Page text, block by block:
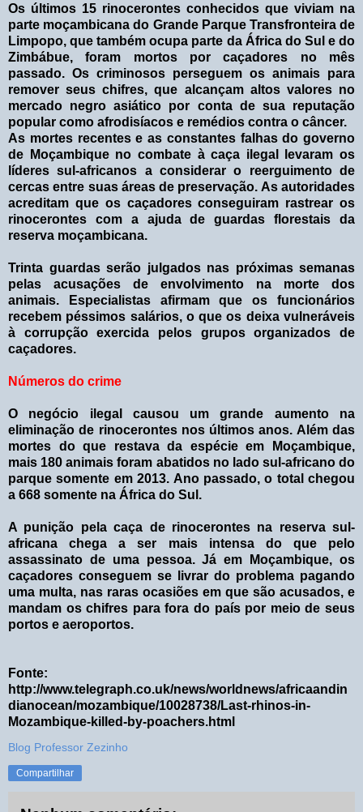
Os últimos 15 rinocerontes conhecidos que viviam na
parte moçambicana do Grande Parque Transfronteira de
Limpopo, que também ocupa parte da África do Sul e do
Zimbábue, foram mortos por caçadores no mês
passado. Os criminosos perseguem os animais para
remover seus chifres, que alcançam altos valores no
mercado negro asiático por conta de sua reputação
popular como afrodisíacos e remédios contra o câncer.
As mortes recentes e as constantes falhas do governo
de Moçambique no combate à caça ilegal levaram os
líderes sul-africanos a considerar o reerguimento de
cercas entre suas áreas de preservação. As autoridades
acreditam que os caçadores conseguiram rastrear os
rinocerontes com a ajuda de guardas florestais da
reserva moçambicana.
Trinta guardas serão julgados nas próximas semanas
pelas acusações de envolvimento na morte dos
animais. Especialistas afirmam que os funcionários
recebem péssimos salários, o que os deixa vulneráveis
à corrupção exercida pelos grupos organizados de
caçadores.
Números do crime
O negócio ilegal causou um grande aumento na
eliminação de rinocerontes nos últimos anos. Além das
mortes do que restava da espécie em Moçambique,
mais 180 animais foram abatidos no lado sul-africano do
parque somente em 2013. Ano passado, o total chegou
a 668 somente na África do Sul.
A punição pela caça de rinocerontes na reserva sul-
africana chega a ser mais intensa do que pelo
assassinato de uma pessoa. Já em Moçambique, os
caçadores conseguem se livrar do problema pagando
uma multa, nas raras ocasiões em que são acusados, e
mandam os chifres para fora do país por meio de seus
portos e aeroportos.
Fonte:
http://www.telegraph.co.uk/news/worldnews/africaandin
dianocean/mozambique/10028738/Last-rhinos-in-
Mozambique-killed-by-poachers.html
Blog Professor Zezinho
Compartilhar